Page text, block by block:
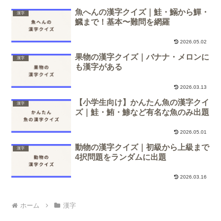
漢字
魚へんの漢字クイズ｜鮭・鰯から鱓・
鱵まで！基本〜難問を網羅
2026.05.02
漢字
果物の漢字クイズ｜バナナ・メロンに
も漢字がある
2026.03.13
漢字
【小学生向け】かんたん魚の漢字クイ
ズ｜鮭・鮪・鯵など有名な魚のみ出題
2026.05.01
漢字
動物の漢字クイズ｜初級から上級まで
4択問題をランダムに出題
2026.03.16
ホーム 漢字